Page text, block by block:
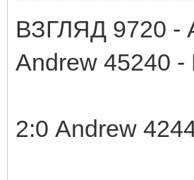
ВЗГЛЯД 9720 -
Andrew 45240
2:0 Andrew